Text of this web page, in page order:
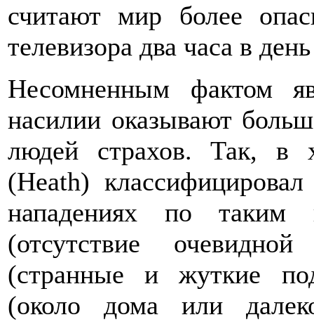
считают мир более
телевизора два часа в
Несомненным фактом
насилии оказывают
людей страхов. Так, в
(Heath)
нападениях по таким
(отсутствие
(странные и жуткие
(около дома или